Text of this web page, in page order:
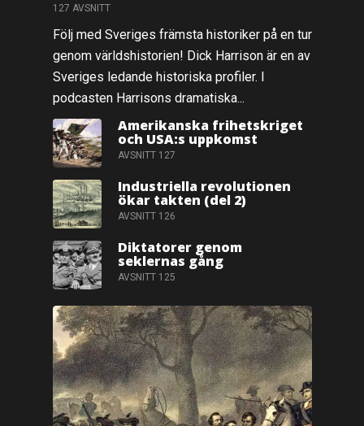
127 AVSNITT
Följ med Sveriges främsta historiker på en tur
genom världshistorien! Dick Harrison är en av
Sveriges ledande historiska profiler. I
podcasten Harrisons dramatiska...
Amerikanska frihetskriget
och USA:s uppkomst
AVSNITT 127
Industriella revolutionen
ökar takten (del 2)
AVSNITT 126
Diktatorer genom
seklernas gång
AVSNITT 125